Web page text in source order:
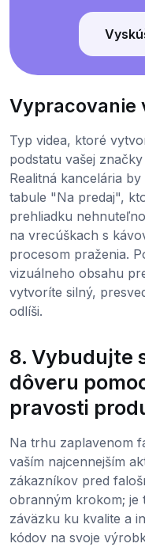
Vypracovanie
Typ videa, ktoré
podstatu vašej
Realitná kancelária
tabule "Na predaj",
prehliadku
na vrecúškach s
procesom praženia.
vizuálneho obsahu
vytvoríte silný,
odlíši.
8. Vybudujte
dôveru
pravosti
Na trhu zaplavenom
vaším najcennejším
zákazníkov pred
obranným krokom; je
záväzku ku kvalite a
kódov na svoje